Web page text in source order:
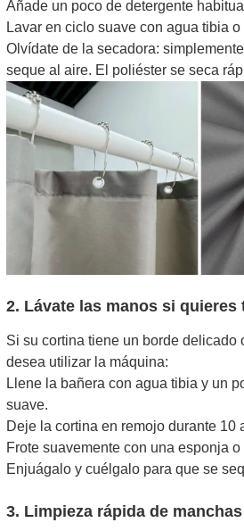
Añade un poco de detergente
Lavar en ciclo suave con agua tibia o
Olvídate de la secadora:
seque al aire. El poliéster se seca
2. Lávate las manos si quieres
Si su cortina tiene un borde delicado
desea utilizar la máquina:
Llene la bañera con agua tibia y un
suave.
Deje la cortina en remojo durante 10
Frote suavemente con una esponja
Enjuágalo y cuélgalo para que se
3. Limpieza rápida de manchas